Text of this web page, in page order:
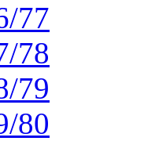
77
78
79
80